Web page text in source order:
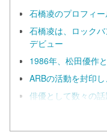
石橋凌のプロフィ
石橋凌は、ロック
デビュー
1986年、松田優作
ARBの活動を封印
俳優として数々の話